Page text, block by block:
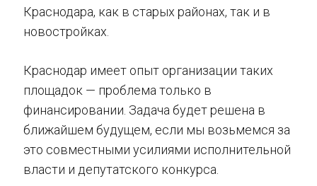
Краснодара, как в старых районах, так и в
новостройках.
Краснодар имеет опыт организации таких
площадок — проблема только в
финансировании. Задача будет решена в
ближайшем будущем, если мы возьмемся за
это совместными усилиями исполнительной
власти и депутатского конкурса.